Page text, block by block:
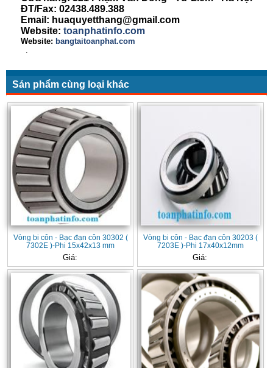
ĐT/Fax: 02438.489.388
Email: huaquyetthang@gmail.com
Website: toanphatinfo.com
Website: bangtaitoanphat.com
.
Sản phẩm cùng loại khác
Vòng bi côn - Bạc đạn côn 30302 (
7302E )-Phi 15x42x13 mm
Giá:
Vòng bi côn - Bạc đạn côn 30203 (
7203E )-Phi 17x40x12mm
Giá: